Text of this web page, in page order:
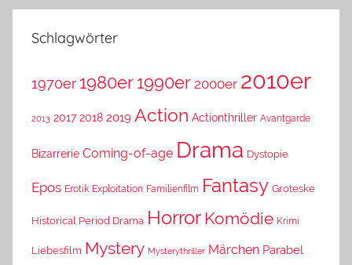
Schlagwörter
1970er 1980er 1990er 2000er 2010er
2013 2017 2018 2019 Action Actionthriller Avantgarde
Bizarrerie Coming-of-age Drama Dystopie
Epos Erotik Exploitation Familienfilm Fantasy Groteske
Historical Period Drama Horror Komödie Krimi
Liebesfilm Mystery Mysterythriller Märchen Parabel